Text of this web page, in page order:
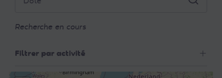
Recherche en cours
Filtrer par activité